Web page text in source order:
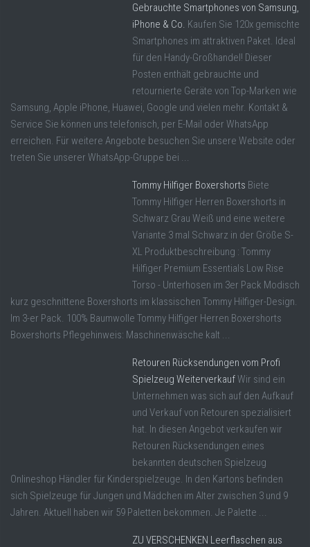
Gebrauchte Smartphones von Samsung,
iPhone & Co. Kaufen Sie 120x gemischte
Smartphones im attraktiven Paket. Ideal
für den Handy-Großhandel! Dieser
Posten enthält gebrauchte und
retournierte Geräte von Top-Marken wie
Samsung, Apple iPhone, Huawei, Google und vielen mehr. Kontakt &
Service Sie können uns telefonisch, per E-Mail oder WhatsApp
erreichen. Für weitere Angebote besuchen Sie unsere Website oder
treten Sie unserer WhatsApp-Gruppe bei ...
Tommy Hilfiger Boxershorts Biete
Tommy Hilfiger Herren Boxershorts in
Schwarz Grau Weiß und eine weitere
Variante 3 mal Schwarz in der Größe S-
XL Produktbeschreibung : Tommy
Hilfiger Premium Essentials Low Rise
Torso - Unterhosen im 3er Pack Modisch
kurz geschnittene Boxershorts im klassischen Tommy Hilfiger-Design.
Im 3-er Pack. 100% Baumwolle Tommy Hilfiger Herren Boxershorts
Boxershorts Pflegehinweis: Maschinenwäsche kalt ...
Retouren Rücksendungen vom Profi
Spielzeug WeiterverkaufWir sind ein
Unternehmen was sich auf den Aufkauf
und Verkauf von Retouren spezialisiert
hat. In diesen Angebot verkaufen wir
Retouren Rücksendungen eines
bekannten deutschen Spielzeug
Onlineshop Händler für Kinderspielzeuge. In den Kartons befinden
sich Spielzeuge für Jungen und Mädchen im Alter zwischen 3 und 9
Jahren. Aktuell haben wir 59 Paletten bekommen. Je Palette ...
ZU VERSCHENKEN Leerflaschen aus